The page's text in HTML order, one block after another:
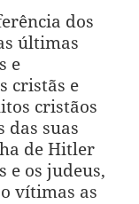
dos
últimas
e
cristãs e
cristãos
das suas
de Hitler
e os judeus,
vítimas as